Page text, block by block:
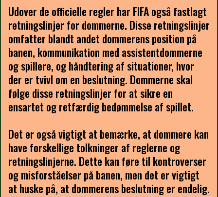
Udover de officielle regler har FIFA også fastlagt
retningslinjer for dommerne. Disse retningslinjer
omfatter blandt andet dommerens position på
banen, kommunikation med assistentdommerne
og spillere, og håndtering af situationer, hvor
der er tvivl om en beslutning. Dommerne skal
følge disse retningslinjer for at sikre en
ensartet og retfærdig bedømmelse af spillet.
Det er også vigtigt at bemærke, at dommere kan
have forskellige tolkninger af reglerne og
retningslinjerne. Dette kan føre til kontroverser
og misforståelser på banen, men det er vigtigt
at huske på, at dommerens beslutning er endelig.